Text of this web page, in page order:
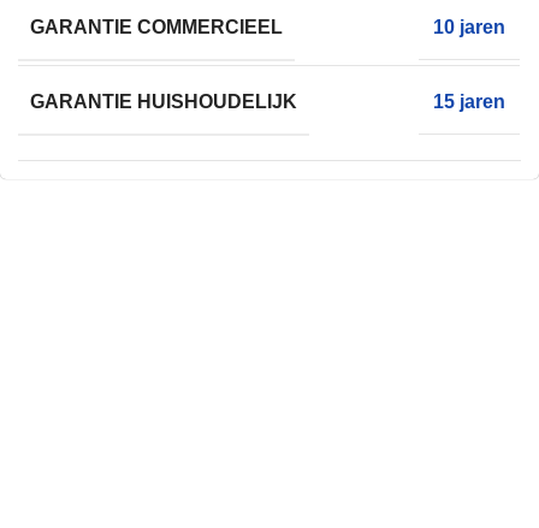
GARANTIE COMMERCIEEL 10 jaren
GARANTIE HUISHOUDELIJK 15 jaren